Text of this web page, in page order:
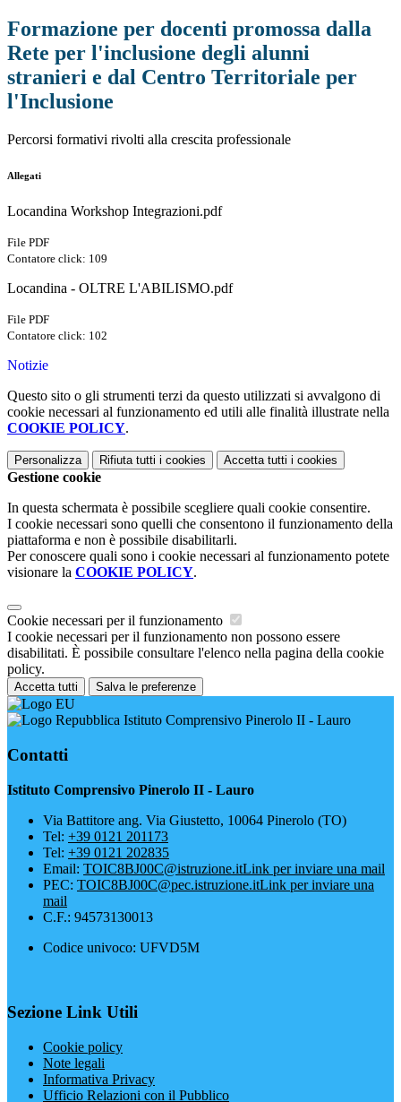
Formazione per docenti promossa dalla
Rete per l'inclusione degli alunni
stranieri e dal Centro Territoriale per
l'Inclusione
Percorsi formativi rivolti alla crescita professionale
Allegati
Locandina Workshop Integrazioni.pdf
File PDF
Contatore click: 109
Locandina - OLTRE L'ABILISMO.pdf
File PDF
Contatore click: 102
Notizie
Questo sito o gli strumenti terzi da questo utilizzati si avvalgono di
cookie necessari al funzionamento ed utili alle finalità illustrate nella
COOKIE POLICY.
Personalizza Rifiuta tutti i cookies Accetta tutti i cookies
Gestione cookie
In questa schermata è possibile scegliere quali cookie consentire.
I cookie necessari sono quelli che consentono il funzionamento della
piattaforma e non è possibile disabilitarli.
Per conoscere quali sono i cookie necessari al funzionamento potete
visionare la COOKIE POLICY.
Cookie necessari per il funzionamento
I cookie necessari per il funzionamento non possono essere
disabilitati. È possibile consultare l'elenco nella pagina della cookie
policy.
Accetta tutti Salva le preferenze
Istituto Comprensivo Pinerolo II - Lauro
Contatti
Istituto Comprensivo Pinerolo II - Lauro
Via Battitore ang. Via Giustetto, 10064 Pinerolo (TO)
Tel: +39 0121 201173
Tel: +39 0121 202835
Email: TOIC8BJ00C@istruzione.itLink per inviare una mail
PEC: TOIC8BJ00C@pec.istruzione.itLink per inviare una
mail
C.F.: 94573130013
Codice univoco: UFVD5M
Sezione Link Utili
Cookie policy
Note legali
Informativa Privacy
Ufficio Relazioni con il Pubblico